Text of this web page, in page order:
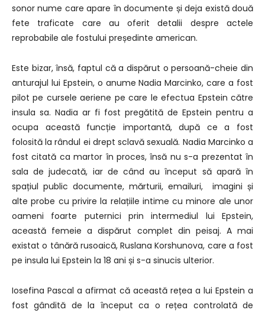
sonor nume care apare în documente și deja există două
fete traficate care au oferit detalii despre actele
reprobabile ale fostului președinte american.
Este bizar, însă, faptul că a dispărut o persoană-cheie din
anturajul lui Epstein, o anume Nadia Marcinko, care a fost
pilot pe cursele aeriene pe care le efectua Epstein către
insula sa. Nadia ar fi fost pregătită de Epstein pentru a
ocupa această funcție importantă, după ce a fost
folosită la rândul ei drept sclavă sexuală. Nadia Marcinko a
fost citată ca martor în proces, însă nu s-a prezentat în
sala de judecată, iar de când au început să apară în
spațiul public documente, mărturii, emailuri, imagini și
alte probe cu privire la relațiile intime cu minore ale unor
oameni foarte puternici prin intermediul lui Epstein,
această femeie a dispărut complet din peisaj. A mai
existat o tânără rusoaică, Ruslana Korshunova, care a fost
pe insula lui Epstein la 18 ani și s-a sinucis ulterior.
Iosefina Pascal a afirmat că această rețea a lui Epstein a
fost gândită de la început ca o rețea controlată de